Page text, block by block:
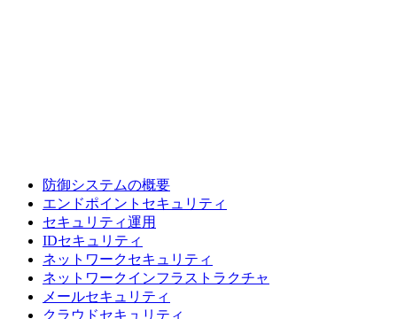
防御システムの概要
エンドポイントセキュリティ
セキュリティ運用
IDセキュリティ
ネットワークセキュリティ
ネットワークインフラストラクチャ
メールセキュリティ
クラウドセキュリティ